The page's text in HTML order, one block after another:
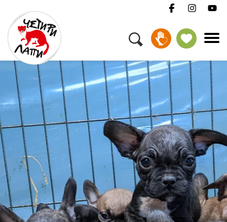
Нашата работа
Подкрепете ни
За нас
Работа
Новини
Бюлетин
Контакти
Дари
осиновяване